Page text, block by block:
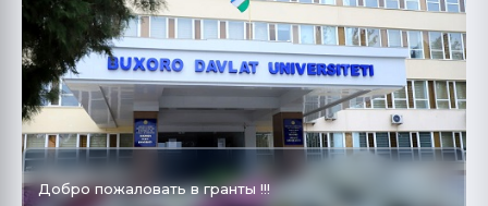
Добро пожаловать в гранты !!!